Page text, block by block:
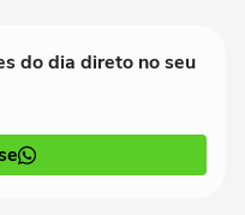
do dia direto no seu